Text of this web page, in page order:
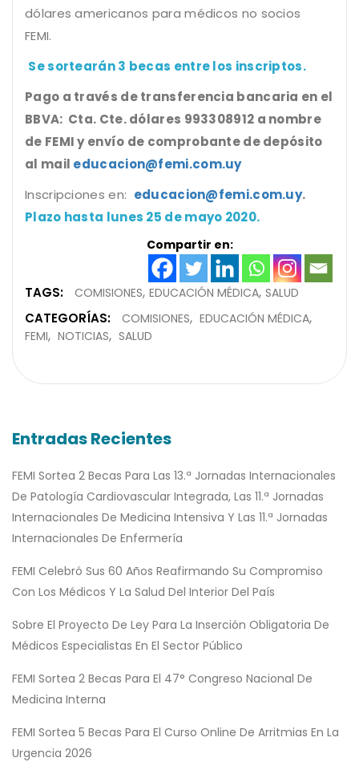
dólares americanos para médicos no socios
FEMI.
Se sortearán 3 becas entre los inscriptos.
Pago a través de transferencia bancaria en el
BBVA: Cta. Cte. dólares 993308912 a nombre
de FEMI y envío de comprobante de depósito
al mail educacion@femi.com.uy
Inscripciones en: educacion@femi.com.uy.
Plazo hasta lunes 25 de mayo 2020.
Compartir en:
TAGS: COMISIONES EDUCACIÓN MÉDICA SALUD
CATEGORÍAS: COMISIONES
EDUCACIÓN MÉDICA
FEMI
NOTICIAS SALUD
Entradas Recientes
FEMI Sortea 2 Becas Para Las 13.ª Jornadas Internacionales
De Patología Cardiovascular Integrada, Las 11.ª Jornadas
Internacionales De Medicina Intensiva Y Las 11.ª Jornadas
Internacionales De Enfermería
FEMI Celebró Sus 60 Años Reafirmando Su Compromiso
Con Los Médicos Y La Salud Del Interior Del País
Sobre El Proyecto De Ley Para La Inserción Obligatoria De
Médicos Especialistas En El Sector Público
FEMI Sortea 2 Becas Para El 47° Congreso Nacional De
Medicina Interna
FEMI Sortea 5 Becas Para El Curso Online De Arritmias En La
Urgencia 2026